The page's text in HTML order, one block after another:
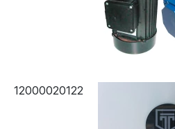
12000020122